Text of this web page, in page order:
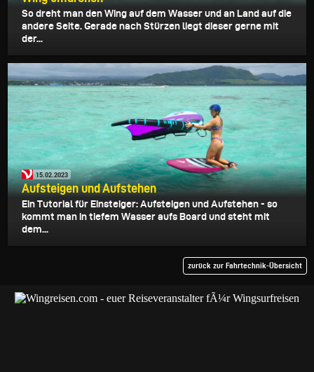
So dreht man den Wing auf dem Wasser und an Land auf die
andere Seite. Gerade nach Stürzen liegt dieser gerne mit
der...
15.02.2023
Aufsteigen und Aufstehen
Ein Tutorial für Einsteiger: Aufsteigen und Aufstehen - so
kommt man in tiefem Wasser aufs Board und steht mit
dem...
zurück zur Fahrtechnik-Übersicht